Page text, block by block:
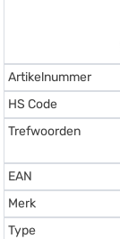
Artikelnummer
HS Code
Trefwoorden
EAN
Merk
Type